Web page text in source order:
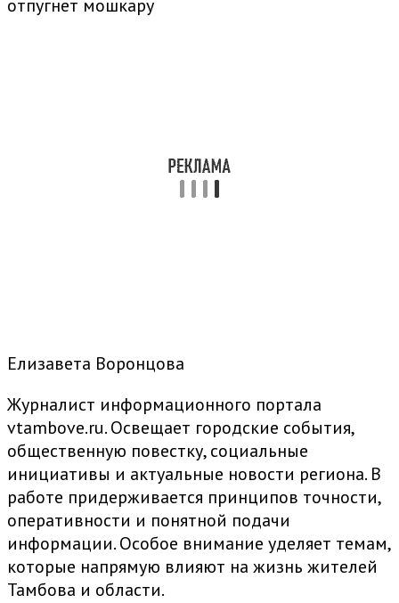
отпугнет мошкару
Елизавета Воронцова
Журналист информационного портала
vtambove.ru. Освещает городские события,
общественную повестку, социальные
инициативы и актуальные новости региона. В
работе придерживается принципов точности,
оперативности и понятной подачи
информации. Особое внимание уделяет темам,
которые напрямую влияют на жизнь жителей
Тамбова и области.